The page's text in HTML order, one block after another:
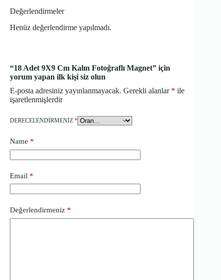
Değerlendirmeler
Henüz değerlendirme yapılmadı.
“18 Adet 9X9 Cm Kalın Fotoğraflı Magnet” için
yorum yapan ilk kişi siz olun
E-posta adresiniz yayınlanmayacak. Gerekli alanlar * ile
işaretlenmişlerdir
DERECELENDIRMENIZ *
Name *
Email *
Değerlendirmeniz *